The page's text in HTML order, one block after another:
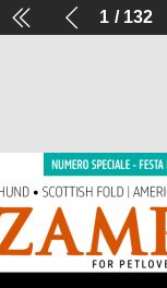
1 132